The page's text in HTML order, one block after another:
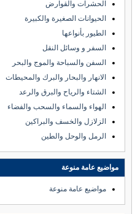
الحشرات والقوارض
الحيوانات الصغيرة والكبيرة
الطيور بأنواعها
السفر و وسائل النقل
السفن والسباحة والموج والبحر
الانهار والبحار والبرك والمحيطات
الشتاء والرياح والبرق والرعد
الهواء والسماء والسحب والفضاء
الزلازل والخسف والبراكين
الرمل والوحل والطين
مواضيع عامة منوعة
مواضيع عامة منوعة